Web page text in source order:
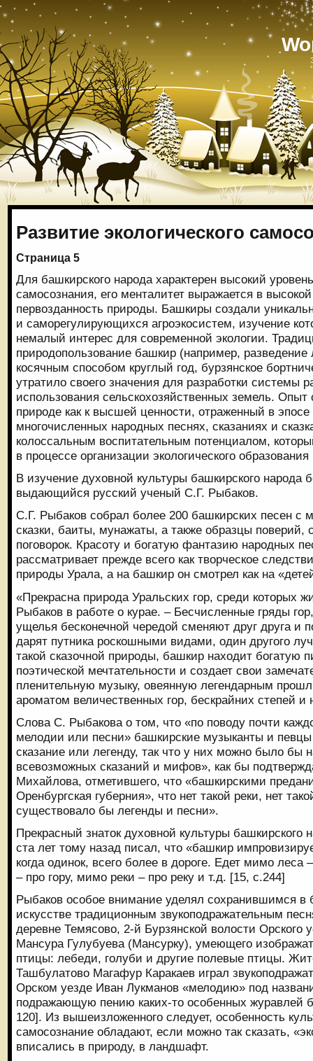
Развитие экологического
Страница 5
Для башкирского народа характерен высокий
самосознания, его менталитет выражается в высокой
первозданность природы. Башкиры создали
и саморегулирующихся агроэкосистем, изучение
немалый интерес для современной экологии.
природопользование башкир (например,
косячным способом круглый год, бурзянское
утратило своего значения для разработки системы
использования сельскохозяйственных земель.
природе как к высшей ценности, отраженный в
многочисленных народных песнях, сказаниях и
колоссальным воспитательным потенциалом,
в процессе организации экологического
В изучение духовной культуры башкирского народа
выдающийся русский ученый С.Г. Рыбаков.
С.Г. Рыбаков собрал более 200 башкирских песен с
сказки, баиты, мунажаты, а также образцы поверий,
поговорок. Красоту и богатую фантазию народных
рассматривает прежде всего как творческое
природы Урала, а на башкир он смотрел как на
«Прекрасна природа Уральских гор, среди которых
Рыбаков в работе о курае. – Бесчисленные гряды
ущелья бесконечной чередой сменяют друг друга и
дарят путника роскошными видами, один другого
такой сказочной природы, башкир находит богатую
поэтической мечтательности и создает свои
пленительную музыку, овеянную легендарным
ароматом величественных гор, бескрайних степей
Слова С. Рыбакова о том, что «по поводу почти
мелодии или песни» башкирские музыканты и
сказание или легенду, так что у них можно было бы
всевозможных сказаний и мифов», как бы
Михайлова, отметившего, что «башкирскими
Оренбургская губерния», что нет такой реки, нет
существовало бы легенды и песни».
Прекрасный знаток духовной культуры башкирского
ста лет тому назад писал, что «башкир
когда одинок, всего более в дороге. Едет мимо леса
– про гору, мимо реки – про реку и т.д. [15, с.244]
Рыбаков особое внимание уделял сохранившимся в
искусстве традиционным звукоподражательным
деревне Темясово, 2-й Бурзянской волости Орского
Мансура Гулубуева (Мансурку), умеющего
птицы: лебеди, голуби и другие полевые птицы.
Ташбулатово Магафур Каракаев играл
Орском уезде Иван Лукманов «мелодию» под
подражающую пению каких-то особенных журавлей
120]. Из вышеизложенного следует, особенность
самосознание обладают, если можно так сказать,
вписались в природу, в ландшафт.